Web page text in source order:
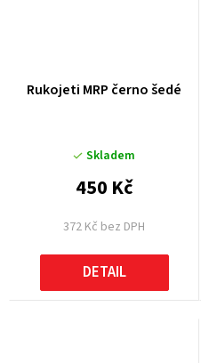
Rukojeti MRP černo šedé
Skladem
372 Kč bez DPH
450 Kč
DETAIL